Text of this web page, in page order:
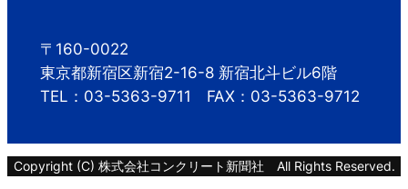
〒160-0022
東京都新宿区新宿2-16-8 新宿北斗ビル6階
TEL：03-5363-9711 FAX：03-5363-9712
Copyright (C) 株式会社コンクリート新聞社 All Rights Reserved.